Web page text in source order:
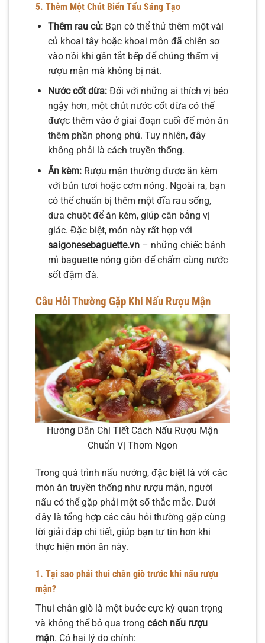
5. Thêm Một Chút Biến Tấu Sáng Tạo
Thêm rau củ:Bạn có thể thử thêm một vài
củ khoai tây hoặc khoai môn đã chiên sơ
vào nồi khi gần tắt bếp để chúng thấm vị
rượu mận mà không bị nát.
Nước cốt dừa:Đối với những ai thích vị béo
ngậy hơn, một chút nước cốt dừa có thể
được thêm vào ở giai đoạn cuối để món ăn
thêm phần phong phú. Tuy nhiên, đây
không phải là cách truyền thống.
Ăn kèm:Rượu mận thường được ăn kèm
với bún tươi hoặc cơm nóng. Ngoài ra, bạn
có thể chuẩn bị thêm một đĩa rau sống,
dưa chuột để ăn kèm, giúp cân bằng vị
giác. Đặc biệt, món này rất hợp với
saigonesebaguette.vn– những chiếc bánh
mì baguette nóng giòn để chấm cùng nước
sốt đậm đà.
Câu Hỏi Thường Gặp Khi Nấu Rượu Mận
Hướng Dẫn Chi Tiết Cách Nấu Rượu Mận
Chuẩn Vị Thơm Ngon
Trong quá trình nấu nướng, đặc biệt là với các
món ăn truyền thống như rượu mận, người
nấu có thể gặp phải một số thắc mắc. Dưới
đây là tổng hợp các câu hỏi thường gặp cùng
lời giải đáp chi tiết, giúp bạn tự tin hơn khi
thực hiện món ăn này.
1. Tại sao phải thui chân giò trước khi nấu rượu
mận?
Thui chân giò là một bước cực kỳ quan trọng
và không thể bỏ qua trong cách nấu rượu
mận. Có hai lý do chính: